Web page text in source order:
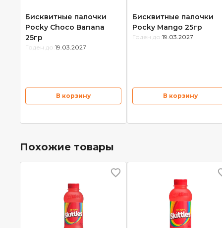
Бисквитные палочки
Pocky Choco Banana
25гр
Годен до: 19.03.2027
В корзину
Бисквитные палочки
Pocky Mango 25гр
Годен до: 19.03.2027
В корзину
Похожие товары